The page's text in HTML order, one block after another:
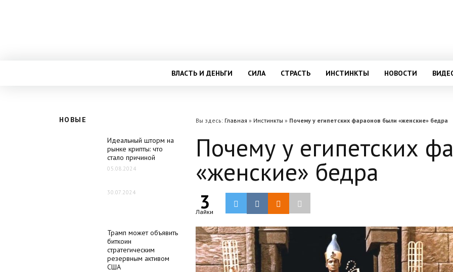
ВЛАСТЬ И ДЕНЬГИ СИЛА СТРАСТЬ ИНСТИНКТЫ НОВОСТИ
НОВЫЕ
Идеальный шторм на
рынке крипты: что
стало причиной
05.08.2024
30.07.2024
Трамп может объявить
биткоин
стратегическим
резервным активом
США
Вы здесь: Главная » Инстинкты » Почему у египетских фараонов были «женские» бедра
Почему у египетских
«женские» бедра
3
Лайки